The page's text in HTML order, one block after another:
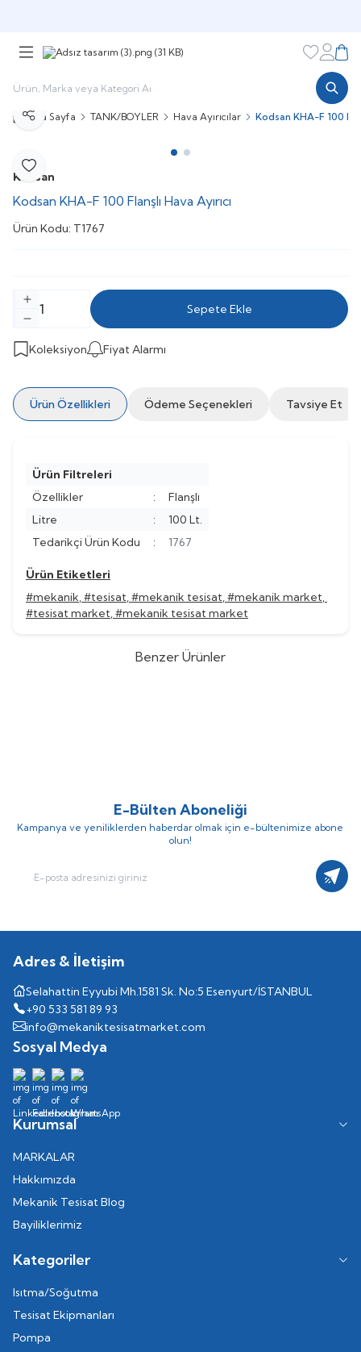
Favorilerim
Ana Sayfa TANK/BOYLER Hava Ayırıcılar Kodsan KHA-F 100
Favoriye Ekle
Paylaş
Kodsan
Kodsan KHA-F 100 Flanşlı Hava Ayırıcı
Ürün Kodu: T1767
Sepete Ekle
Koleksiyon Fiyat Alarmı
Ürün Özellikleri Ödeme Seçenekleri Tavsiye Et
Ürün Filtreleri
Özellikler
:
Flanşlı
Litre
:
100 Lt.
Tedarikçi Ürün Kodu
: 1767
Ürün Etiketleri
#mekanik,#tesisat,#mekanik tesisat,#mekanik market,
#tesisat market,#mekanik tesisat market
Benzer Ürünler
E-Bülten Aboneliği
Kampanya ve yeniliklerden haberdar olmak için e-bültenimize abone
olun!
Adres & İletişim
Selahattin Eyyubi Mh.1581 Sk. No:5 Esenyurt/İSTANBUL
+90 533 581 89 93
info@mekaniktesisatmarket.com
Sosyal Medya
Kurumsal
MARKALAR
Hakkımızda
Mekanik Tesisat Blog
Bayiliklerimiz
Kategoriler
Isıtma/Soğutma
Tesisat Ekipmanları
Pompa